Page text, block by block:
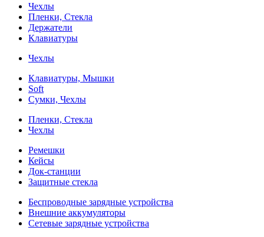
Чехлы
Пленки, Стекла
Держатели
Клавиатуры
Чехлы
Клавиатуры, Мышки
Soft
Сумки, Чехлы
Пленки, Стекла
Чехлы
Ремешки
Кейсы
Док-станции
Защитные стекла
Беспроводные зарядные устройства
Внешние аккумуляторы
Сетевые зарядные устройства